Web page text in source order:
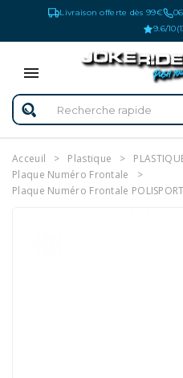
Livraison offerte dès 99€
9.6/10
Acceuil Plastique
Plaque Numéro Frontale
Plaque Numéro Frontale